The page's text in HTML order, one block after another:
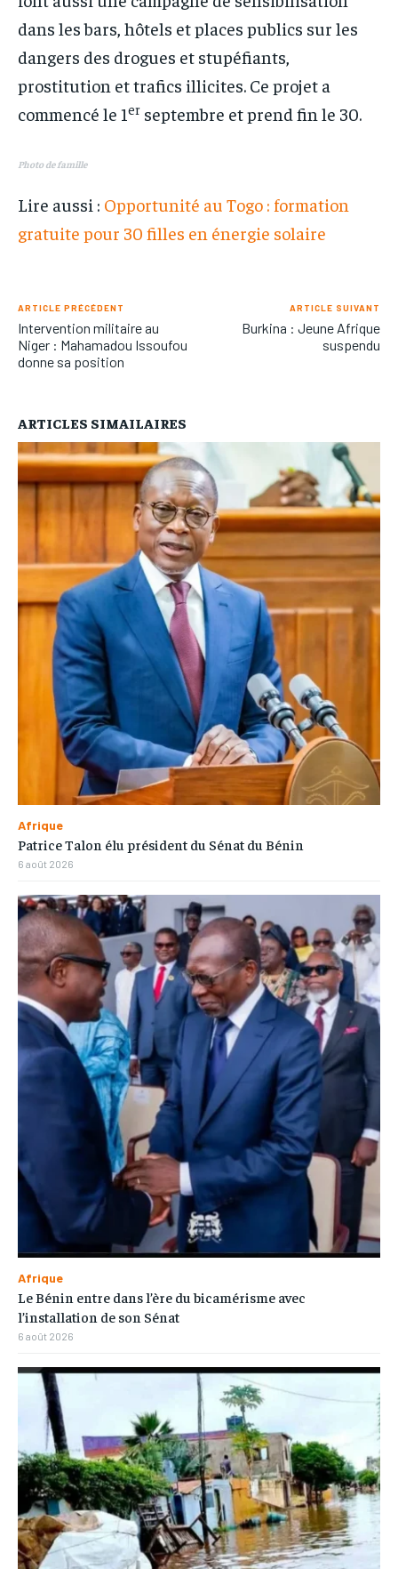
dans les bars, hôtels et places publics sur les
dangers des drogues et stupéfiants,
prostitution et trafics illicites. Ce projet a
commencé le 1er septembre et prend fin le 30.
Photo de famille
Lire aussi : Opportunité au Togo : formation
gratuite pour 30 filles en énergie solaire
ARTICLE PRÉCÉDENT
Intervention militaire au
Niger : Mahamadou Issoufou
donne sa position
ARTICLE SUIVANT
Burkina : Jeune Afrique
suspendu
ARTICLES SIMAILAIRES
Afrique
Patrice Talon élu président du Sénat du Bénin
6 août 2026
Afrique
Le Bénin entre dans l’ère du bicamérisme avec
l’installation de son Sénat
6 août 2026